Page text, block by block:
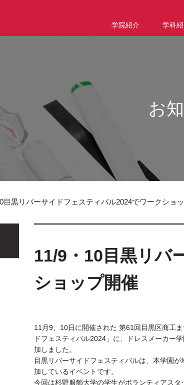
学院紹介 学科
お
目黒リバーサイドフェスティバル2024でワークショ
11/9・10目黒リバ
ショップ開催
11月9、10日に開催された 第61回目黒区商工
ドフェスティバル2024」に、ドレスメーカー
加しました。
目黒リバーサイドフェスティバルは、本学園が
加しているイベントです。
今回は杉野服飾大学の学生がボランティアスタ